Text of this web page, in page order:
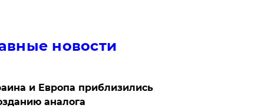
новости
и Европа приблизились
аналога